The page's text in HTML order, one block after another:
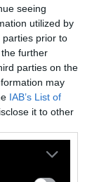
seeing
utilized by
parties prior to
further
parties on the
may
IAB’s List of
it to other
μας
κανονικά
με
στην